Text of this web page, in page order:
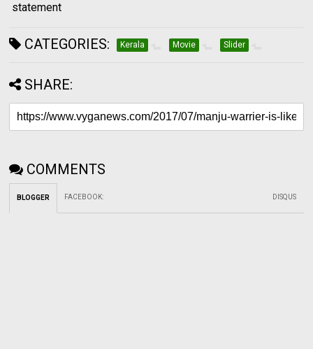
statement
CATEGORIES: Kerala Movie Slider
SHARE:
COMMENTS
BLOGGER FACEBOOK: DISQUS